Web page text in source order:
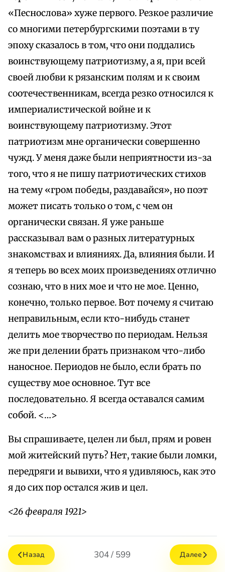
«Песнослова» хуже первого. Резкое различие
со многими петербургскими поэтами в ту
эпоху сказалось в том, что они поддались
воинствующему патриотизму, а я, при всей
своей любви к рязанским полям и к своим
соотечественникам, всегда резко относился к
империалистической войне и к
воинствующему патриотизму. Этот
патриотизм мне органически совершенно
чужд. У меня даже были неприятности из-за
того, что я не пишу патриотических стихов
на тему «гром победы, раздавайся», но поэт
может писать только о том, с чем он
органически связан. Я уже раньше
рассказывал вам о разных литературных
знакомствах и влияниях. Да, влияния были. И
я теперь во всех моих произведениях отлично
сознаю, что в них мое и что не мое. Ценно,
конечно, только первое. Вот почему я считаю
неправильным, если кто-нибудь станет
делить мое творчество по периодам. Нельзя
же при делении брать признаком что-либо
наносное. Периодов не было, если брать по
существу мое основное. Тут все
последовательно. Я всегда оставался самим
собой. <…>
Вы спрашиваете, целен ли был, прям и ровен
мой житейский путь? Нет, такие были ломки,
передряги и вывихи, что я удивляюсь, как это
я до сих пор остался жив и цел.
<26 февраля 1921>
Назад 304 / 599 Далее